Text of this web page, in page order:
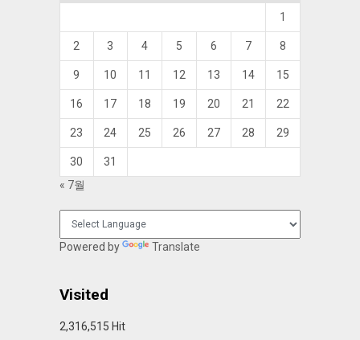
1
2 3 4 5 6 7 8
9 10 11 12 13 14 15
16 17 18 19 20 21 22
23 24 25 26 27 28 29
30
31
« 7월
Powered by Translate
Visited
2,316,515 Hit